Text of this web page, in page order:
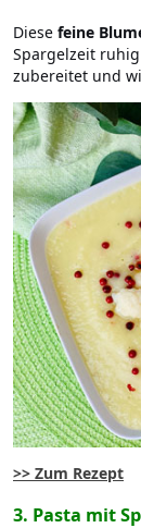
Diese feine
Spargelzeit
zubereitet und
>> Zum Rezept
3. Pasta mit